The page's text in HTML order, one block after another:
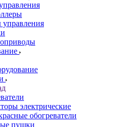
управления
электрические
обогреватели
пушки